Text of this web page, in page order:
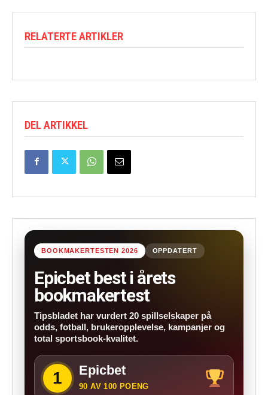
RELATERTE ARTIKLER
DEL ARTIKKEL
BOOKMAKERTESTEN 2026 OPPDATERT
Epicbet best i årets
bookmakertest
Tipsbladet har vurdert 20 spillselskaper på
odds, fotball, brukeropplevelse, kampanjer og
total sportsbook-kvalitet.
1 Epicbet
90 AV 100 POENG